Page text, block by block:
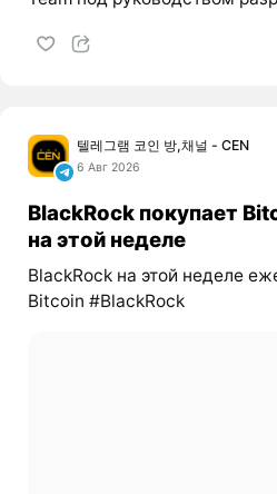
텔레그램 코인 방,채널 - CEN
6 Авг 2026
BlackRock покупает
на этой неделе
BlackRock на этой неделе
Bitcoin #BlackRock